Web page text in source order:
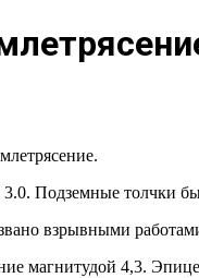
Подземные толчки
взрывными
магнитудой 4,3.